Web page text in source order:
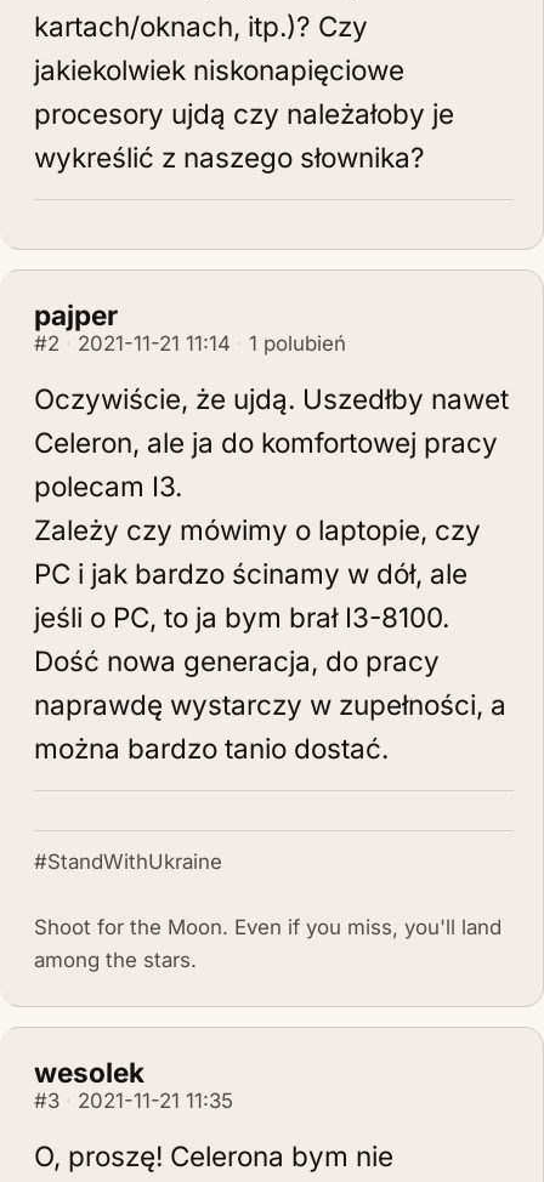
kartach/oknach, itp.)? Czy
jakiekolwiek niskonapięciowe
procesory ujdą czy należałoby je
wykreślić z naszego słownika?
pajper
#2 2021-11-21 11:14 1 polubień
Oczywiście, że ujdą. Uszedłby nawet
Celeron, ale ja do komfortowej pracy
polecam I3.
Zależy czy mówimy o laptopie, czy
PC i jak bardzo ścinamy w dół, ale
jeśli o PC, to ja bym brał I3-8100.
Dość nowa generacja, do pracy
naprawdę wystarczy w zupełności, a
można bardzo tanio dostać.
#StandWithUkraine
Shoot for the Moon. Even if you miss, you'll land
among the stars.
wesolek
#3 2021-11-21 11:35
O, proszę! Celerona bym nie